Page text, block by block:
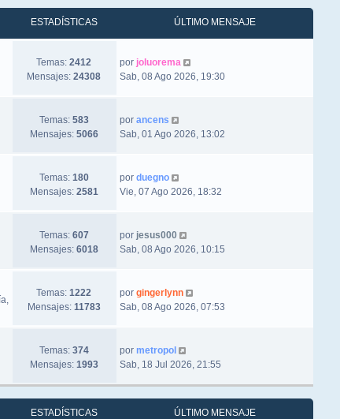
ESTADÍSTICAS ÚLTIMO MENSAJE
Temas:2412
Mensajes:24308
por joluorema
Sab, 08 Ago 2026, 19:30
Temas: 583
Mensajes: 5066
por ancens
Sab, 01 Ago 2026, 13:02
Temas: 180
Mensajes: 2581
por duegno
Vie, 07 Ago 2026, 18:32
Temas: 607
Mensajes: 6018
por jesus000
Sab, 08 Ago 2026, 10:15
Temas:1222
Mensajes: 11783
por gingerlynn
Sab, 08 Ago 2026, 07:53
Temas: 374
Mensajes: 1993
por metropol
Sab, 18 Jul 2026, 21:55
ESTADÍSTICAS ÚLTIMO MENSAJE